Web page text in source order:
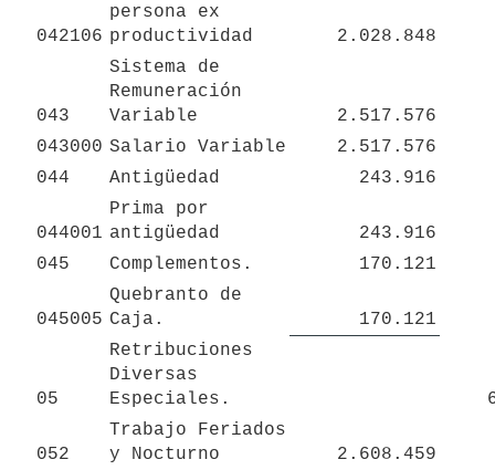
042106
persona ex
productividad
2.028.848
043
Sistema de
Remuneración
Variable
2.517.576
043000 Salario Variable
2.517.576
044
Antigüedad 243.916
044001
Prima por
antigüedad
243.916
045
Complementos. 170.121
045005
Quebranto de
Caja.
170.121
05
Retribuciones
Diversas
Especiales.
052
Trabajo Feriados
y Nocturno
2.608.459